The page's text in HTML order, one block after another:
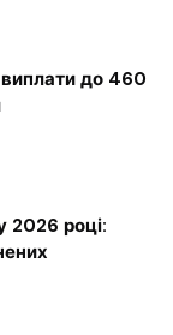
до 460
2026 році: